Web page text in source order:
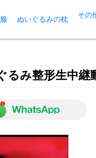
ぬいぐるみの枕
その
るみ整形生中継